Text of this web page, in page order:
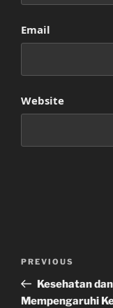
Email
Website
Previous
Post
PREVIOUS
Kesehatan
Mempengaruhi